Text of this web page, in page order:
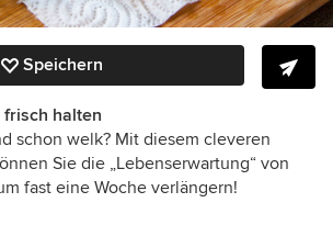
Speichern
frisch halten
schon welk? Mit diesem cleveren
Sie die „Lebenserwartung“ von
fast eine Woche verlängern!